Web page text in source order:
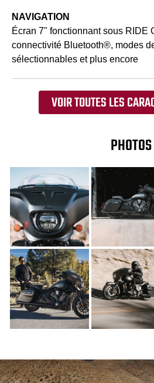
NAVIGATION
Écran 7" fonctionnant sous RIDE
connectivité Bluetooth®, modes
sélectionnables et plus encore
VOIR TOUTES LES
PHOTOS